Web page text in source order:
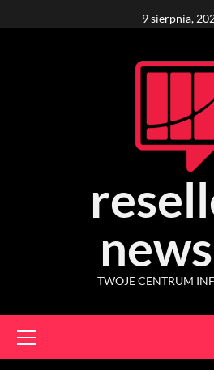
to
9 sierpnia,
TWOJE CENTRUM
Menu